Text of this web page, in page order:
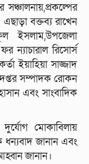
বক্তব্য রাখেন
ইসলাম,উপজেলা
ন্যাচারাল রিসোর্স
ইয়াহিয়া সাজ্জাদ
দপ্তর সম্পাদক রোকন
এবং সাংবাদিক
দুর্যোগ মোকাবিলায়
ধন্যবাদ জানান এবং
জানান।